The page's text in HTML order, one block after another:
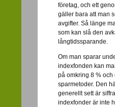
företag, och ett
gäller bara att man
avgifter. Så länge
som kan slå den
långtidssparande.
Om man sparar
indexfonden kan
på omkring 8 %
sparmetoder. Den
generellt sett är
indexfonder är inte